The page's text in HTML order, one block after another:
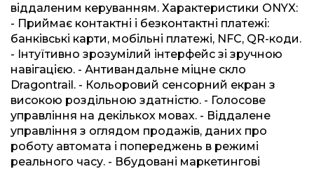
віддаленим керуванням. Характеристики ONYX:
- Приймає контактні і безконтактні платежі:
банківські карти, мобільні платежі, NFC, QR-коди.
- Інтуїтивно зрозумілий інтерфейс зі зручною
навігацією. - Антивандальне міцне скло
Dragontrail. - Кольоровий сенсорний екран з
високою роздільною здатністю. - Голосове
управління на декількох мовах. - Віддалене
управління з оглядом продажів, даних про
роботу автомата і попереджень в режимі
реального часу. - Вбудовані маркетингові